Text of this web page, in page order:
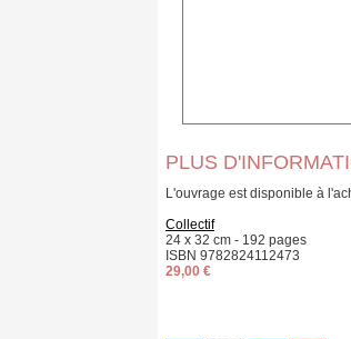
PLUS
L'ouvrage est disponible à
Collectif
24 x 32 cm - 192 pages
ISBN 9782824112473
29,00 €